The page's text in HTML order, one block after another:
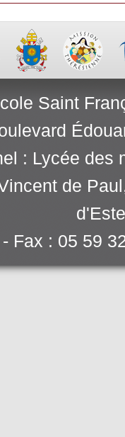
Saint
: Lycée des
de
Fax : 05 59